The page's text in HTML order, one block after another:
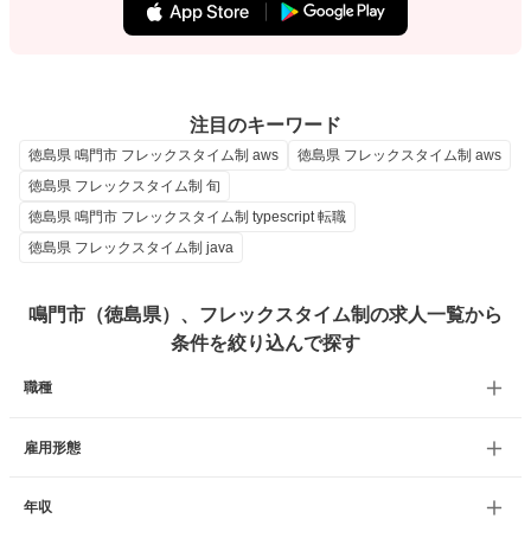
注目のキーワード
徳島県 鳴門市 フレックスタイム制 aws
徳島県 フレックスタイム制 aws
徳島県 フレックスタイム制 旬
徳島県 鳴門市 フレックスタイム制 typescript 転職
徳島県 フレックスタイム制 java
鳴門市（徳島県）、フレックスタイム制の求人一覧から
条件を絞り込んで探す
職種
雇用形態
年収